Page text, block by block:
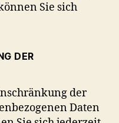
Sie sich
DER
der
Daten